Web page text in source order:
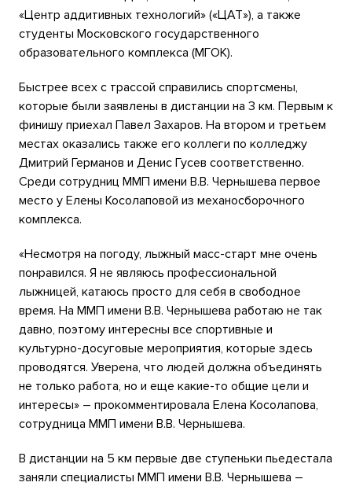
«Центр аддитивных технологий» («ЦАТ»), а также
студенты Московского государственного
образовательного комплекса (МГОК).
Быстрее всех с трассой справились спортсмены,
которые были заявлены в дистанции на 3 км. Первым к
финишу приехал Павел Захаров. На втором и третьем
местах оказались также его коллеги по колледжу
Дмитрий Германов и Денис Гусев соответственно.
Среди сотрудниц ММП имени В.В. Чернышева первое
место у Елены Косолаповой из механосборочного
комплекса.
«Несмотря на погоду, лыжный масс-старт мне очень
понравился. Я не являюсь профессиональной
лыжницей, катаюсь просто для себя в свободное
время. На ММП имени В.В. Чернышева работаю не так
давно, поэтому интересны все спортивные и
культурно-досуговые мероприятия, которые здесь
проводятся. Уверена, что людей должна объединять
не только работа, но и еще какие-то общие цели и
интересы» – прокомментировала Елена Косолапова,
сотрудница ММП имени В.В. Чернышева.
В дистанции на 5 км первые две ступеньки пьедестала
заняли специалисты ММП имени В.В. Чернышева –